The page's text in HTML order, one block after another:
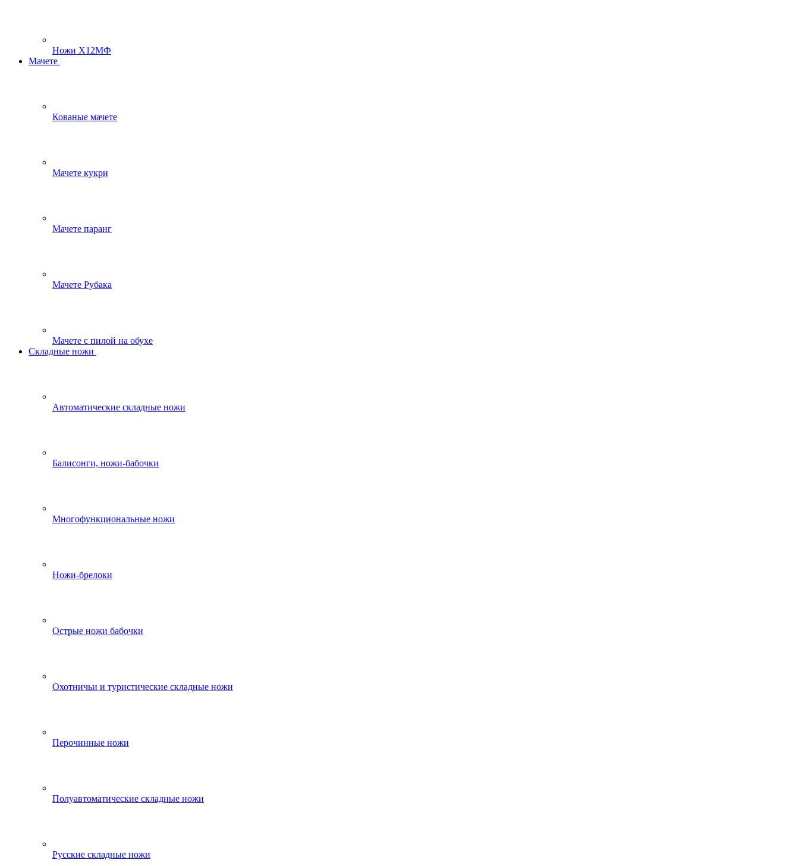
Ножи Х12МФ
Мачете
Кованые мачете
Мачете кукри
Мачете паранг
Мачете Рубака
Мачете с пилой на обухе
Складные ножи
Автоматические складные ножи
Балисонги, ножи-бабочки
Многофункциональные ножи
Ножи-брелоки
Острые ножи бабочки
Охотничьи и туристические складные ножи
Перочинные ножи
Полуавтоматические складные ножи
Русские складные ножи